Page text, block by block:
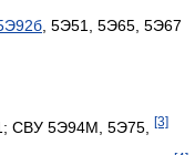
, 5Э51, 5Э65, 5Э67
СВУ 5Э94М, 5Э75, [3]